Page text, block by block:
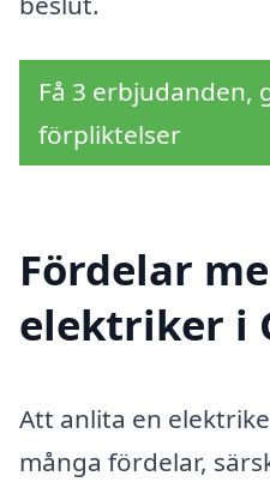
Få 3 erbjudanden,
förpliktelser
Fördelar
elektriker i
Att anlita en
många fördelar,